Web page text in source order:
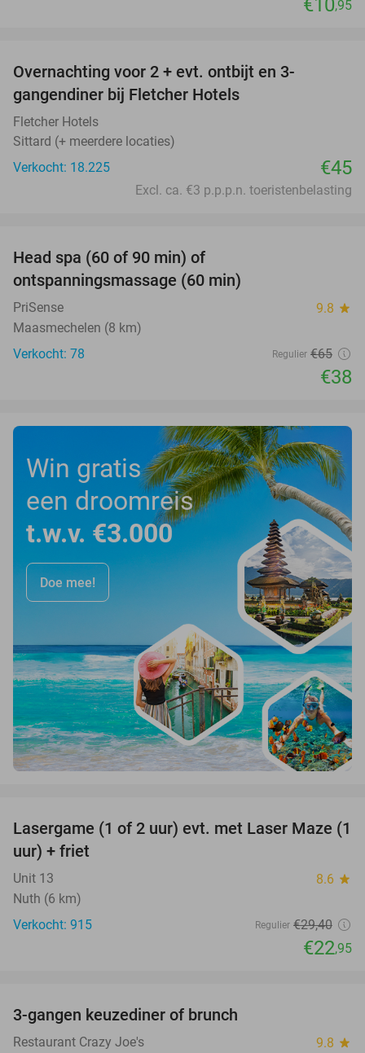
€10,95
Overnachting voor 2 + evt. ontbijt en 3-
gangendiner bij Fletcher Hotels
Fletcher Hotels
Sittard (+ meerdere locaties)
Verkocht: 18.225
€45
Excl. ca. €3 p.p.p.n. toeristenbelasting
Head spa (60 of 90 min) of
ontspanningsmassage (60 min)
PriSense 9.8 star
Maasmechelen (8 km)
Verkocht: 78
Regulier €65
€38
Win gratis
een droomreis
t.w.v. €3.000
Doe mee!
22%
Lasergame (1 of 2 uur) evt. met Laser Maze (1
uur) + friet
Unit 13 8.6 star
Nuth (6 km)
Verkocht: 915
Regulier €29,40
€22,95
3-gangen keuzediner of brunch
Restaurant Crazy Joe's 9.8 star